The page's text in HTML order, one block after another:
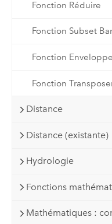
Fonction Réduire
Fonction Subset
Fonction
Fonction
Distance
Distance (existante)
Hydrologie
Fonctions
Mathématiques :